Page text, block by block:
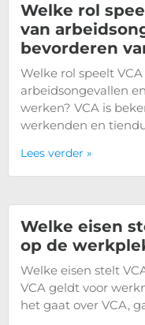
Welke rol
van
bevorderen
Welke rol speelt
arbeidsongevallen
werken? VCA is
werkenden en
Lees verder »
Welke eisen
op de
Welke eisen stelt
VCA geldt voor
het gaat over VCA,